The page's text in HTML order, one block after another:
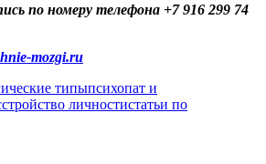
по номеру телефона +7 916 299 74
mozgi.ru
типыпсихопат и
личностистатьи по